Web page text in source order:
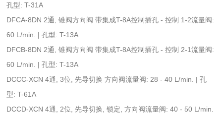
孔型: T-31A
DFCA-8DN 2通, 锥阀方向阀 带集成T-8A控制插孔 - 控制 1-2流量阀:
60 L/min. | 孔型: T-13A
DFCB-8DN 2通, 锥阀方向阀 带集成T-8A控制插孔 - 控制 2-1流量阀:
60 L/min. | 孔型: T-13A
DCCC-XCN 4通, 3位, 先导切换 方向阀流量阀: 28 - 40 L/min. | 孔
型: T-61A
DCCD-XCN 4通, 2位, 先导切换, 锁定, 方向阀流量阀: 40 - 50 L/min.